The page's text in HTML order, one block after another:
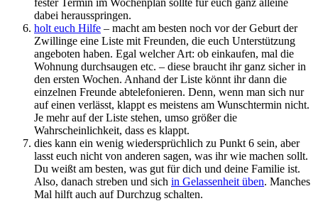
dabei herausspringen.
holt euch Hilfe – macht am besten noch vor der Geburt der
Zwillinge eine Liste mit Freunden, die euch Unterstützung
angeboten haben. Egal welcher Art: ob einkaufen, mal die
Wohnung durchsaugen etc. – diese braucht ihr ganz sicher in
den ersten Wochen. Anhand der Liste könnt ihr dann die
einzelnen Freunde abtelefonieren. Denn, wenn man sich nur
auf einen verlässt, klappt es meistens am Wunschtermin nicht.
Je mehr auf der Liste stehen, umso größer die
Wahrscheinlichkeit, dass es klappt.
dies kann ein wenig wiedersprüchlich zu Punkt 6 sein, aber
lasst euch nicht von anderen sagen, was ihr wie machen sollt.
Du weißt am besten, was gut für dich und deine Familie ist.
Also, danach streben und sich in Gelassenheit üben. Manches
Mal hilft auch auf Durchzug schalten.